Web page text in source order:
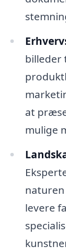
billeder
at
mulige
levere